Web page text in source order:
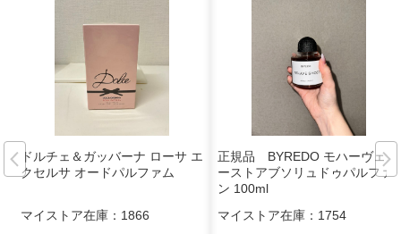
ドルチェ＆ガッバーナ ローサ エ
クセルサ オードパルファム
マイストア在庫： 1866
正規品 BYREDO モハーヴェゴ
ーストアブソリュドゥパルファ
ン 100ml
マイストア在庫： 1754